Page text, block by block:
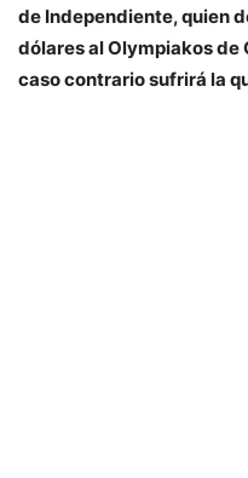
de Independiente, quien
dólares al Olympiakos de
caso contrario sufrirá la